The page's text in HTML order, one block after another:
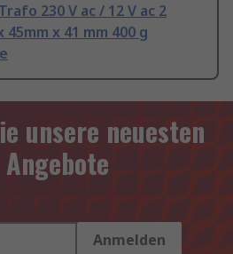
230 V ac / 12 V ac 2
45mm x 41 mm 400 g
unsere neuesten
Anmelden